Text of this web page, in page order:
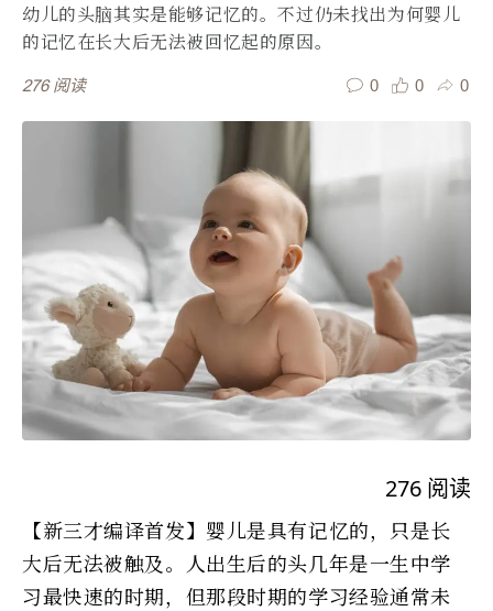
幼儿的头脑其实是能够记忆的。不过仍未找出为何婴儿
的记忆在长大后无法被回忆起的原因。
276 阅读 0 0 0
276 阅读
【新三才编译首发】婴儿是具有记忆的，只是长
大后无法被触及。人出生后的头几年是一生中学
习最快速的时期，但那段时期的学习经验通常未